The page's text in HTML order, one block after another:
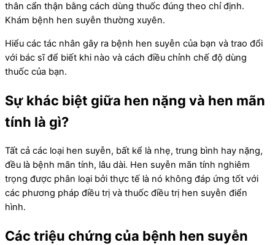
thân cẩn thận bằng cách dùng thuốc đúng theo chỉ định.
Khám bệnh hen suyễn thường xuyên.
Hiểu các tác nhân gây ra bệnh hen suyễn của bạn và trao đổi
với bác sĩ để biết khi nào và cách điều chỉnh chế độ dùng
thuốc của bạn.
Sự khác biệt giữa hen nặng và hen mãn
tính là gì?
Tất cả các loại hen suyễn, bất kể là nhẹ, trung bình hay nặng,
đều là bệnh mãn tính, lâu dài. Hen suyễn mãn tính nghiêm
trọng được phân loại bởi thực tế là nó không đáp ứng tốt với
các phương pháp điều trị và thuốc điều trị hen suyễn điển
hình.
Các triệu chứng của bệnh hen suyễn